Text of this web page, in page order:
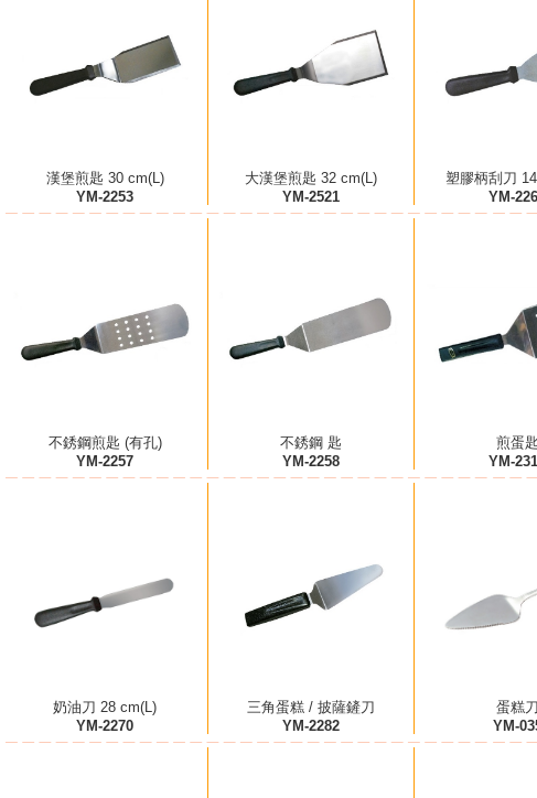
漢堡煎匙 30 cm(L)
YM-2253
大漢堡煎匙 32 cm(L)
YM-2521
塑膠柄刮刀
YM-
不銹鋼煎匙 (有孔)
YM-2257
不銹鋼 匙
YM-2258
煎蛋匙
YM-
奶油刀 28 cm(L)
YM-2270
三角蛋糕 / 披薩鏟刀
YM-2282
蛋糕刀
YM-